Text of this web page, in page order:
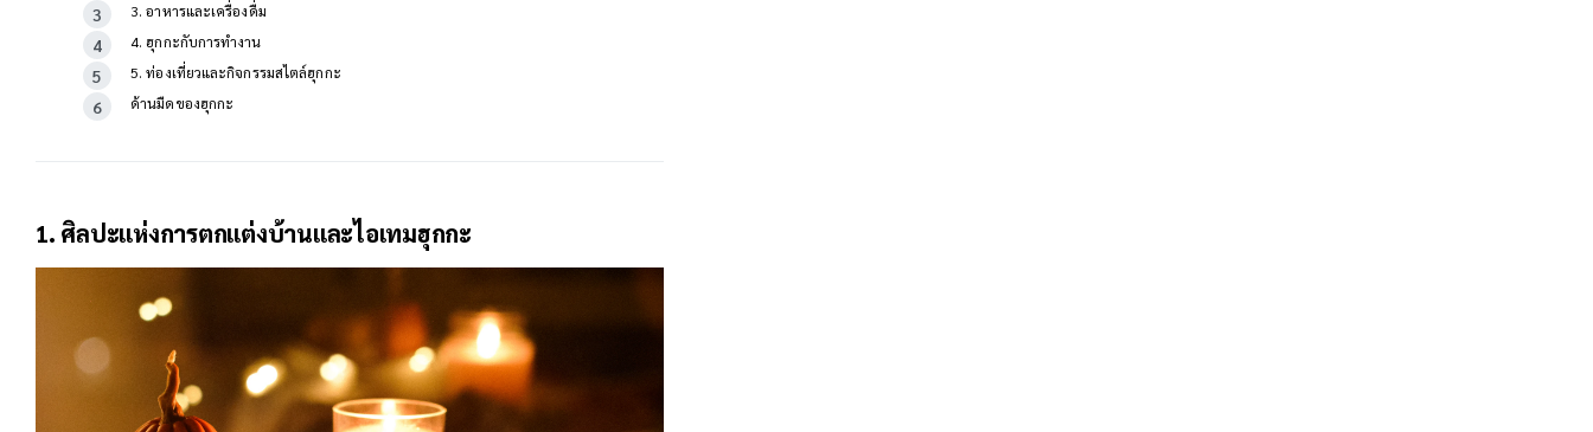
3. อาหารและเครื่องดื่ม
4. ฮุกกะกับการทำงาน
5. ท่องเที่ยวและกิจกรรมสไตล์ฮุกกะ
ด้านมืดของฮุกกะ
1. ศิลปะแห่งการตกแต่งบ้านและไอเทมฮุกกะ